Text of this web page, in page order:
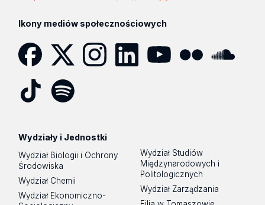
Ikony mediów społecznościowych
Wydziały i Jednostki
Wydział Biologii i Ochrony
Środowiska
Wydział Chemii
Wydział Ekonomiczno-
Wydział Studiów
Międzynarodowych i
Politologicznych
Wydział Zarządzania